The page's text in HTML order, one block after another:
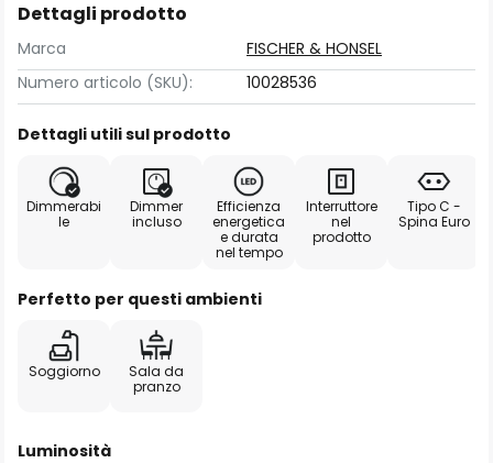
Dettagli prodotto
Marca
FISCHER & HONSEL
Numero articolo (SKU):
10028536
Dettagli utili sul prodotto
Dimmerabi
le
Dimmer
incluso
Efficienza
energetica
e durata
nel tempo
Interruttore
nel
prodotto
Tipo C -
Spina Euro
Perfetto per questi ambienti
Soggiorno
Sala da
pranzo
Luminosità